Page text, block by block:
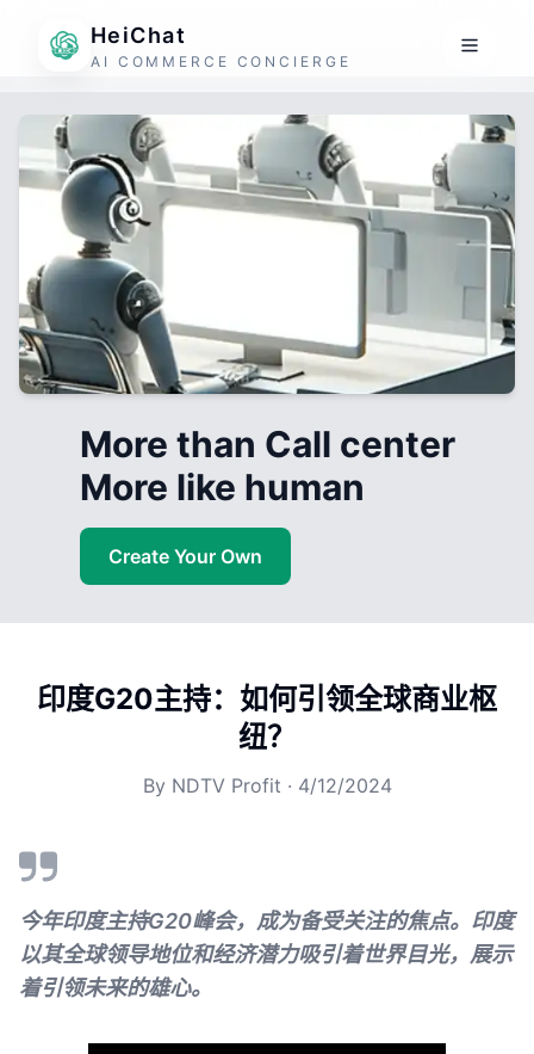
HeiChat
AI COMMERCE CONCIERGE
More than Call center
More like human
Create Your Own
印度G20主持：如何引领全球商业枢
纽？
By NDTV Profit · 4/12/2024
今年印度主持G20峰会，成为备受关注的焦点。印度
以其全球领导地位和经济潜力吸引着世界目光，展示
着引领未来的雄心。